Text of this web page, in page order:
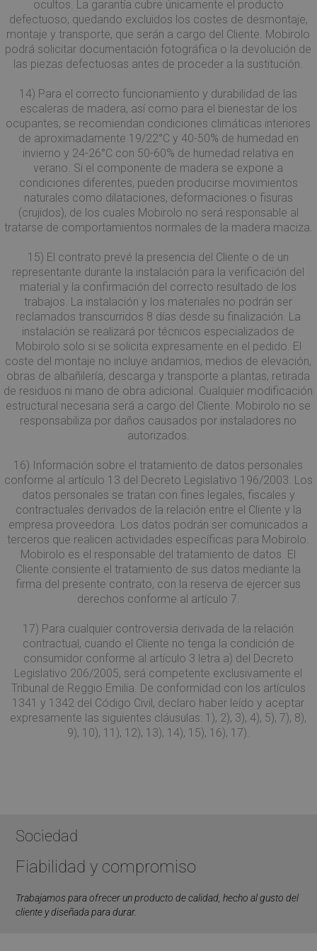
ocultos. La garantía cubre únicamente el producto
defectuoso, quedando excluidos los costes de desmontaje,
montaje y transporte, que serán a cargo del Cliente. Mobirolo
podrá solicitar documentación fotográfica o la devolución de
las piezas defectuosas antes de proceder a la sustitución.
14) Para el correcto funcionamiento y durabilidad de las
escaleras de madera, así como para el bienestar de los
ocupantes, se recomiendan condiciones climáticas interiores
de aproximadamente 19/22°C y 40-50% de humedad en
invierno y 24-26°C con 50-60% de humedad relativa en
verano. Si el componente de madera se expone a
condiciones diferentes, pueden producirse movimientos
naturales como dilataciones, deformaciones o fisuras
(crujidos), de los cuales Mobirolo no será responsable al
tratarse de comportamientos normales de la madera maciza.
15) El contrato prevé la presencia del Cliente o de un
representante durante la instalación para la verificación del
material y la confirmación del correcto resultado de los
trabajos. La instalación y los materiales no podrán ser
reclamados transcurridos 8 días desde su finalización. La
instalación se realizará por técnicos especializados de
Mobirolo solo si se solicita expresamente en el pedido. El
coste del montaje no incluye andamios, medios de elevación,
obras de albañilería, descarga y transporte a plantas, retirada
de residuos ni mano de obra adicional. Cualquier modificación
estructural necesaria será a cargo del Cliente. Mobirolo no se
responsabiliza por daños causados por instaladores no
autorizados.
16) Información sobre el tratamiento de datos personales
conforme al artículo 13 del Decreto Legislativo 196/2003. Los
datos personales se tratan con fines legales, fiscales y
contractuales derivados de la relación entre el Cliente y la
empresa proveedora. Los datos podrán ser comunicados a
terceros que realicen actividades específicas para Mobirolo.
Mobirolo es el responsable del tratamiento de datos. El
Cliente consiente el tratamiento de sus datos mediante la
firma del presente contrato, con la reserva de ejercer sus
derechos conforme al artículo 7.
17) Para cualquier controversia derivada de la relación
contractual, cuando el Cliente no tenga la condición de
consumidor conforme al artículo 3 letra a) del Decreto
Legislativo 206/2005, será competente exclusivamente el
Tribunal de Reggio Emilia. De conformidad con los artículos
1341 y 1342 del Código Civil, declaro haber leído y aceptar
expresamente las siguientes cláusulas: 1), 2), 3), 4), 5), 7), 8),
9), 10), 11), 12), 13), 14), 15), 16), 17).
Sociedad
Fiabilidad y compromiso
Trabajamos para ofrecer un producto de calidad, hecho al gusto del
cliente y diseñada para durar.
in modo casuale
come
identificatore del
cliente. È incluso
in ogni richiesta
di pagina in un
sito e utilizzato
per calcolare i
sessioni e
campagne per i
rapporti di
analisi dei siti.
__utmz
Google LLC
.mobirolo.com
5 mesi 4
settimane
Questo è uno
quattro cookie
impostati dal
servizio Google
Analytics che
consente ai
proprietari di siti
monitorare il
dei visitatori
misurando le
prestazioni del
sito. Questo
cookie identifica
la sorgente di
traffico verso il
sito, così Google
Analytics può
dire ai
del sito da dove
provengono i
visitatori
arrivano sul sito.
Il cookie ha una
durata di 6 mesi
e viene
aggiornato ogni
__utma
Google LLC
.mobirolo.com
1 anno 1
mese
Questo è uno
quattro cookie
principali
impostati dal
servizio Google
Analytics che
consente ai
proprietari di siti
Web di
monitorare il
comportamento
misurare le
anni per
impostazione
predefinita e
distingue tra
utenti e sessioni.
Viene utilizzato
per calcolare le
statistiche dei
visitatori nuovi e
di ritorno. Il
cookie viene
Analytics che
consente ai
Corporation
.c.bing.com
settimana
parte di
che
per
sito
_gat_gtag_UA_17372890_1
.mobirolo.com
59
secondi
fa
Google
viene
per
MUID
Microsoft
Corporation
.clarity.ms
1 anno
è
essere
script
ritiene
molti
diversi,
degli
MR
Microsoft
Corporation
.c.clarity.ms
1
settimana
cookie
per
sito
analisi
IDE
Google LLC
.doubleclick.net
1 anno
è
su
visto